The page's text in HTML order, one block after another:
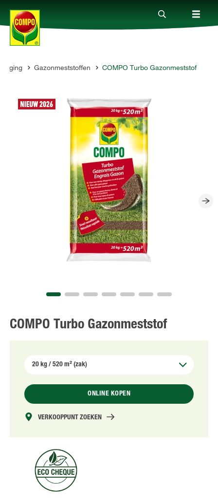
Producten
Advies
Gazonmeststoffen COMPO Turbo Gazonmeststof
COMPO Turbo Gazonmeststof
ONLINE KOPEN
VERKOOPPUNT ZOEKEN